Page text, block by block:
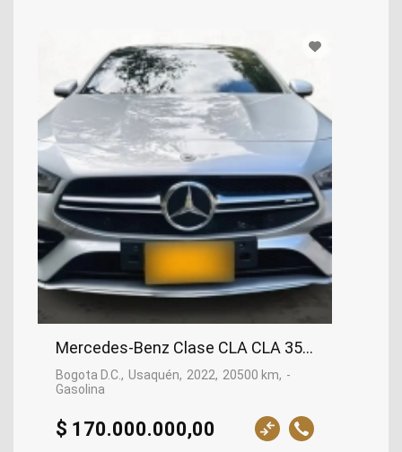
Mercedes-Benz Clase CLA CLA 35 AMG, 2022
Bogota D.C. Usaquén 2022 20500 km
-
Gasolina
$ 170.000.000,00